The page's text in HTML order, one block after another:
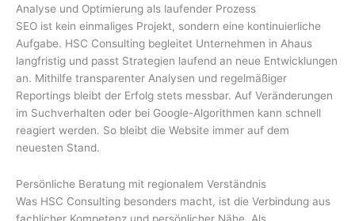
Analyse und Optimierung als laufender Prozess
SEO ist kein einmaliges Projekt, sondern eine kontinuierliche
Aufgabe. HSC Consulting begleitet Unternehmen in Ahaus
langfristig und passt Strategien laufend an neue Entwicklungen
an. Mithilfe transparenter Analysen und regelmäßiger
Reportings bleibt der Erfolg stets messbar. Auf Veränderungen
im Suchverhalten oder bei Google-Algorithmen kann schnell
reagiert werden. So bleibt die Website immer auf dem
neuesten Stand.
Persönliche Beratung mit regionalem Verständnis
Was HSC Consulting besonders macht, ist die Verbindung aus